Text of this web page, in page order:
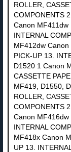
ROLLER,
COMPONENTS
Canon MF411dw
INTERNAL
MF412dw Canon
PICK-UP 13.
D1520 1 Canon
CASSETTE
MF419, D1550,
ROLLER,
COMPONENTS
Canon MF416dw
INTERNAL
MF418x Canon
UP 13.